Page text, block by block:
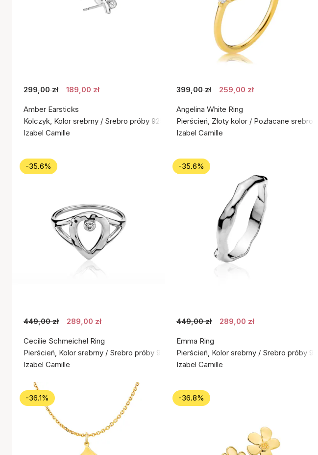
299,00 zł 189,00 zł
Amber Earsticks
Kolczyk, Kolor srebrny / Srebro próby 925
Izabel Camille
399,00 zł 259,00 zł
Angelina White Ring
Pierścień, Złoty kolor / Pozłacane srebro
Izabel Camille
-35.6%
449,00 zł 289,00 zł
Cecilie Schmeichel Ring
Pierścień, Kolor srebrny / Srebro próby 925
Izabel Camille
-35.6%
449,00 zł 289,00 zł
Emma Ring
Pierścień, Kolor srebrny / Srebro próby 925
Izabel Camille
-36.1% -36.8%